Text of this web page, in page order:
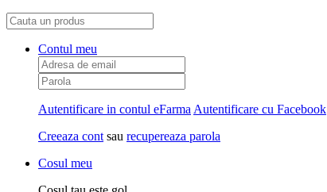
Contul meu
Autentificare in contul eFarma Autentificare cu Facebook
Creeaza cont sau recupereaza parola
Cosul meu